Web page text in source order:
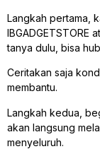
Langkah pertama,
IBGADGETSTORE
tanya dulu, bisa
Ceritakan saja
membantu.
Langkah kedua,
akan langsung
menyeluruh.